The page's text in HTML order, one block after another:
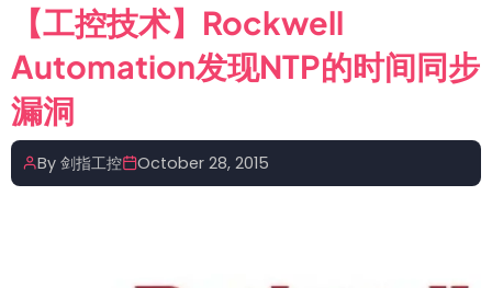
【工控技术】Rockwell
Automation发现NTP的时间同步
漏洞
By 剑指工控 October 28, 2015